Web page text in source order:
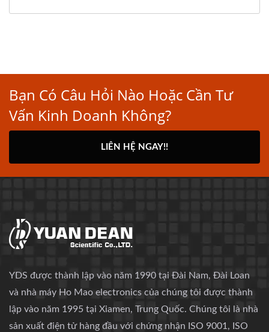
Bạn Có Câu Hỏi Nào Hoặc Cần Tư
Vấn Kinh Doanh Không?
LIÊN HỆ NGAY!!
YDS được thành lập vào năm 1990 tại Đài Nam, Đài Loan
và nhà máy Ho Mao electronics của chúng tôi được thành
lập vào năm 1995 tại Xiamen, Trung Quốc. Chúng tôi là nhà
sản xuất điện tử hàng đầu với chứng nhận ISO 9001, ISO